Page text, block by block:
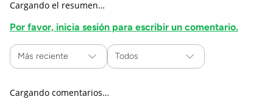
Cargando el resumen…
Por favor, inicia sesión para escribir un comentario.
Más reciente Todos
Cargando comentarios…